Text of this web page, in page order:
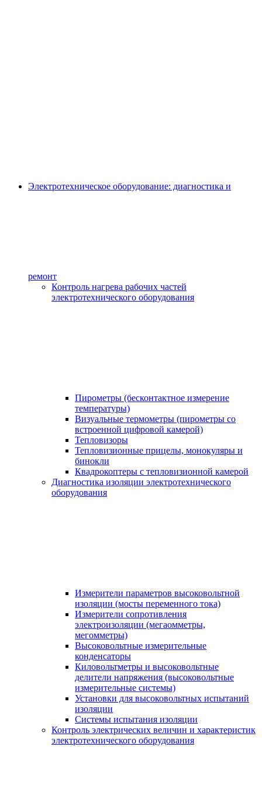
Электротехническое оборудование: диагностика и
ремонт
Контроль нагрева рабочих частей
электротехнического оборудования
Пирометры (бесконтактное измерение
температуры)
Визуальные термометры (пирометры со
встроенной цифровой камерой)
Тепловизоры
Тепловизионные прицелы, монокуляры и
бинокли
Квадрокоптеры с тепловизионной камерой
Диагностика изоляции электротехнического
оборудования
Измерители параметров высоковольтной
изоляции (мосты переменного тока)
Измерители сопротивления
электроизоляции (мегаомметры,
мегомметры)
Высоковольтные измерительные
конденсаторы
Киловольтметры и высоковольтные
делители напряжения (высоковольтные
измерительные системы)
Установки для высоковольтных испытаний
изоляции
Системы испытания изоляции
Контроль электрических величин и характеристик
электротехнического оборудования